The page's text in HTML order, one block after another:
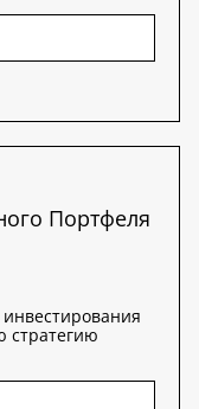
Портфеля
стратегию